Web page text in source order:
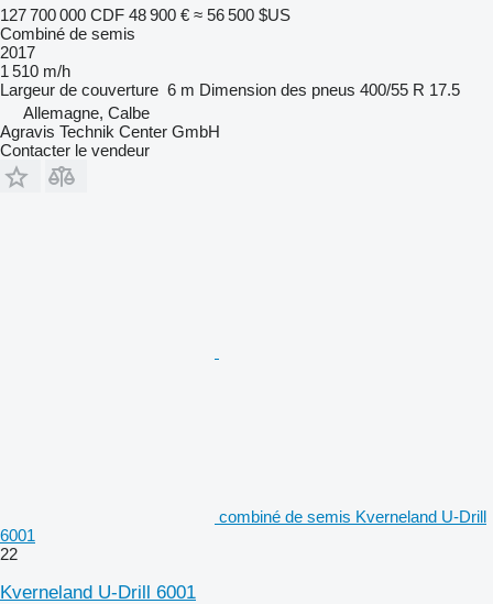
127 700 000 CDF 48 900 € ≈ 56 500 $US
Combiné de semis
2017
1 510 m/h
Largeur de couverture 6 m Dimension des pneus 400/55 R 17.5
Allemagne, Calbe
Agravis Technik Center GmbH
Contacter le vendeur
combiné de semis Kverneland U-Drill
6001
22
Kverneland U-Drill 6001